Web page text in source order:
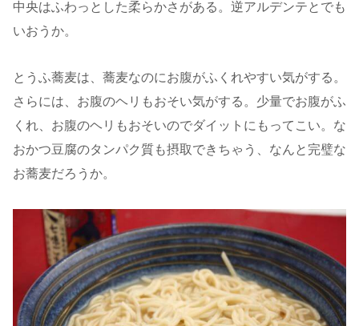
中央はふわっとした柔らかさがある。逆アルデンテとでも
いおうか。
とうふ蕎麦は、蕎麦なのにお腹がふくれやすい気がする。
さらには、お腹のヘリもおそい気がする。少量でお腹がふ
くれ、お腹のヘリもおそいのでダイットにもってこい。な
おかつ豆腐のタンパク質も摂取できちゃう、なんと完璧な
お蕎麦だろうか。